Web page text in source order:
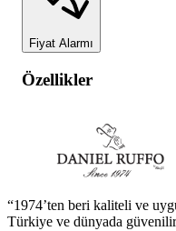
Fiyat Alarmı
Özellikler
“1974’ten beri kaliteli ve
Türkiye ve dünyada